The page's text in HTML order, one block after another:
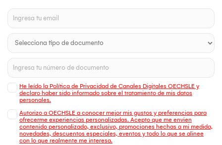
He leído la Política de Privacidad de Canales Digitales OECHSLE y
declaro haber sido informado sobre el tratamiento de mis datos
personales.
Autorizo a OECHSLE a conocer mejor mis gustos y preferencias para
ofrecerme experiencias personalizadas. Acepto que me envien
contenido personalizado, exclusivo, promociones hechas a mi medida,
novedades, descuentos especiales, eventos y todo lo que se alinee
con lo que realmente me interesa.